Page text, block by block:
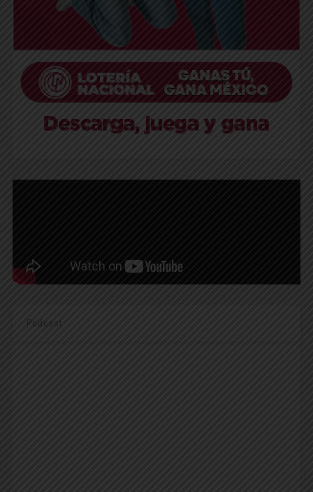
Podcast